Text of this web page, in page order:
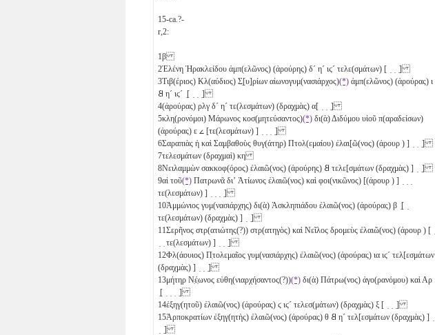
15-ca.?-
r,2:
1β
2Ἑλένη Ἡρακλείδου ἀμπ(ελῶνος) (ἀρούρης) δ´ η´ ιϛ´ τελε(σμάτων) [ ̣ ̣ ̣]
3Τιβ(έριος) Κλ(αύδιος) Σ̣[υ]ρίων αἰωνογυμ(νασιάρχος)(*) ἀμπ(ελῶνος) (ἀρούρας) ι
𐅸 η´ ιϛ´ ̣[ ̣ ̣ ̣]
4(ἀρούρας) ρλγ δ´ η´ τε(λεσμάτων) (δραχμὰς) α[ ̣ ̣ ̣]
5κλη(ρονόμοι) Μάρωνος κοσ(μητεύσαντος)(*) δι(ὰ) Διδύμου υἱοῦ π(αραδείσων)
(ἀρούρας) ε 𐅵 [τε(λεσμάτων) ] ̣ ̣ ̣ ̣]
6Σαραπιὰς ἡ καὶ Σαμβαθοὺς θυγ(άτηρ) Πτολ(εμαίου) ἐλαι[ῶ(νος) (ἀρουρ ) ] ̣ ̣ ̣]
7τελεσμάτων (δραχμαὶ) κη
8Νειλαμμὼν σακκοφ(όρος) ἐλαιῶ(νος) (ἀρούρης) 𐅸 τελε[σμάτων (δραχμὰς) ] ̣ ̣]
9αἱ τοῦ(*) Πατρωνᾶ διʼ Ἀτίωνος ἐλαιῶ(νος) καὶ φοι(νικῶνος) [(ἀρουρ ) ] ̣ ̣ ̣
τε(λεσμάτων) ] ̣ ̣ ̣ ̣]
10Ἀμμώνιος γυμ(νασιάρχης) δι(ὰ) Ἀσκληπιάδου ἐλαιῶ(νος) (ἀρούρας) β ̣[ ̣
τε(λεσμάτων) (δραχμὰς) ] ̣ ̣]
11Σερῆνος στρ(ατιώτης(?)) στρ(ατηγὸς) καὶ Νεῖλος δρομεὺς ἐλαιῶ(νος) (ἀρουρ ) [ ̣
̣ ̣ τε(λεσμάτων) ] ̣ ̣ ̣]
12Φλ(άουιος) Π̣τολεμαῖος γυμ(νασιάρχης) ἐλαιῶ(νος) (ἀρούρας) ια ιϛ´ τελ[εσμάτων
(δραχμὰς) ] ̣ ̣ ̣]
13μήτηρ Ν̣έ̣ωνος εὐθη(νιαρχήσαντος(?))(*) δι(ὰ) Πάτρω(νος) ἀγο(ρανόμου) καὶ Αρ
̣[ ̣ ̣ ̣ ̣]
14ἐξηγ(ητοῦ) ἐλαιῶ(νος) (ἀρούρας) ϛ ιϛ´ τελεσ(μάτων) (δραχμὰς) ξ [ ̣ ̣ ̣]
15Ἁρποκρατίων ἐξηγ(ητὴς) ἐλαιῶ(νος) (ἀρούρας) θ 𐅸 η´ τελ[εσμάτων (δραχμὰς) ] ̣
̣ ̣]